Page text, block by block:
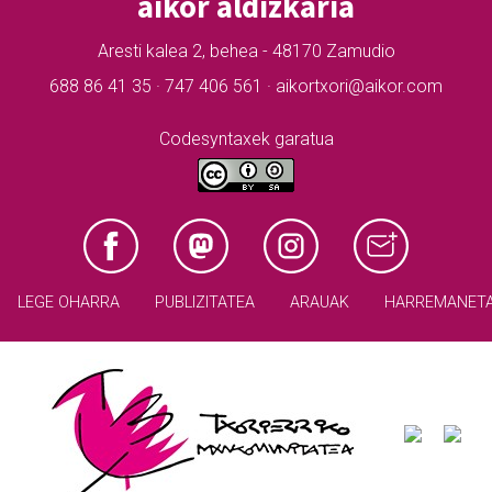
Aresti kalea 2, behea - 48170 Zamudio
688 86 41 35 · 747 406 561 · aikortxori@aikor.com
Codesyntaxek garatua
LEGE OHARRA PUBLIZITATEA ARAUAK